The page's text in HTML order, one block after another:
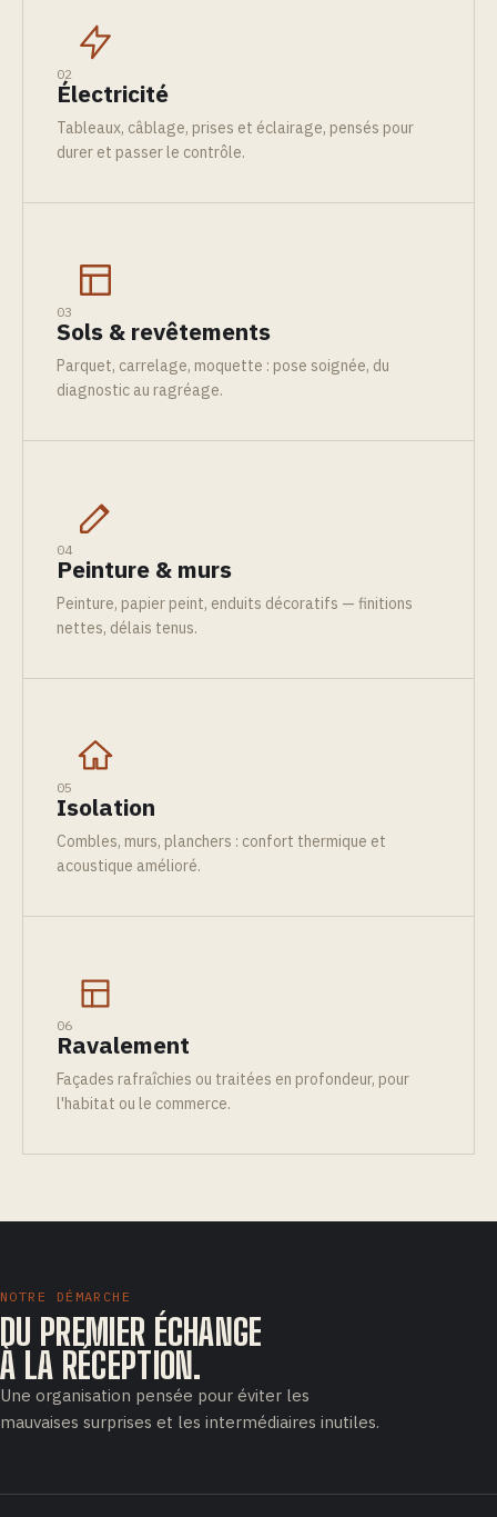
02
Électricité
Tableaux, câblage, prises et éclairage, pensés pour
durer et passer le contrôle.
03
Sols & revêtements
Parquet, carrelage, moquette : pose soignée, du
diagnostic au ragréage.
04
Peinture & murs
Peinture, papier peint, enduits décoratifs — finitions
nettes, délais tenus.
05
Isolation
Combles, murs, planchers : confort thermique et
acoustique amélioré.
06
Ravalement
Façades rafraîchies ou traitées en profondeur, pour
l'habitat ou le commerce.
NOTRE DÉMARCHE
DU PREMIER ÉCHANGE
À LA RÉCEPTION.
Une organisation pensée pour éviter les
mauvaises surprises et les intermédiaires inutiles.